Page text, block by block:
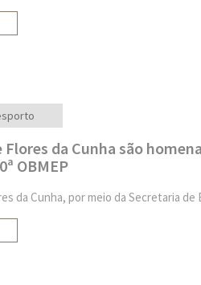
da Cunha são
OBMEP
da Cunha, por meio da Secretaria de